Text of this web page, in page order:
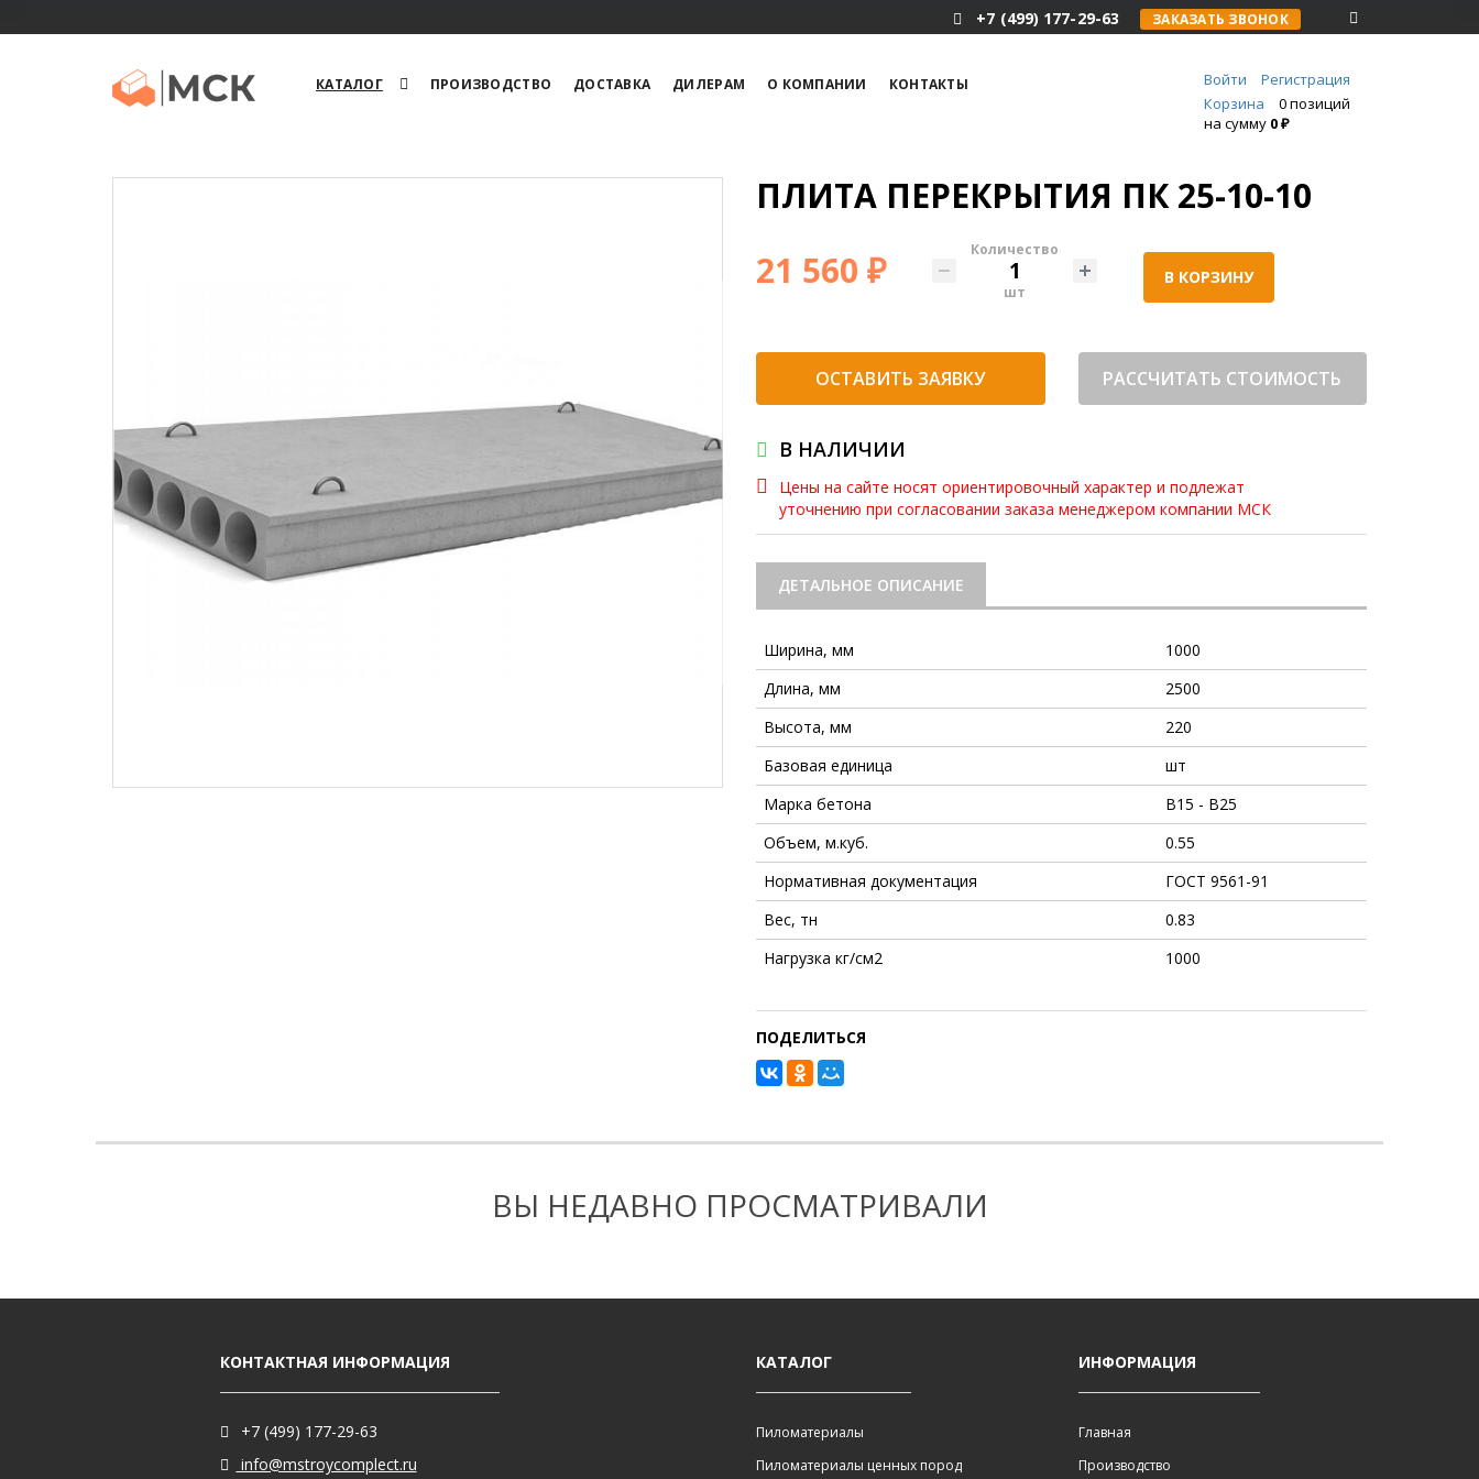
+7 (499) 177-29-63 ЗАКАЗАТЬ ЗВОНОК
КАТАЛОГ ПРОИЗВОДСТВО ДОСТАВКА ДИЛЕРАМ О КОМПАНИИ КОНТАКТЫ Войти
Регистрация
Корзина
0 позиций
на сумму 0 ₽
ПЛИТА ПЕРЕКРЫТИЯ ПК 25-10-10
21 560 ₽
Количество
шт
В КОРЗИНУ
ОСТАВИТЬ ЗАЯВКУ РАССЧИТАТЬ СТОИМОСТЬ
В НАЛИЧИИ
Цены на сайте носят ориентировочный характер и подлежат
уточнению при согласовании заказа менеджером компании МСК
ДЕТАЛЬНОЕ ОПИСАНИЕ
Ширина, мм
1000
Длина, мм
2500
Высота, мм
220
Базовая единица
шт
Марка бетона
В15 - В25
Объем, м.куб.
0.55
Нормативная документация
ГОСТ 9561-91
Вес, тн
0.83
Нагрузка кг/см2
1000
ПОДЕЛИТЬСЯ
ВЫ НЕДАВНО ПРОСМАТРИВАЛИ
КОНТАКТНАЯ ИНФОРМАЦИЯ
+7 (499) 177-29-63
info@mstroycomplect.ru
КАТАЛОГ
Пиломатериалы
Пиломатериалы ценных пород
ИНФОРМАЦИЯ
Главная
Производство